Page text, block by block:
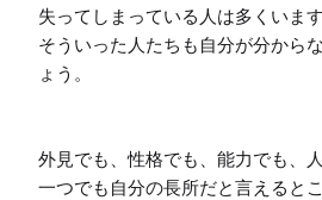
失ってしまっている人は多くいます
そういった人たちも自分が分から
ょう。
外見でも、性格でも、能力でも、
一つでも自分の長所だと言えると